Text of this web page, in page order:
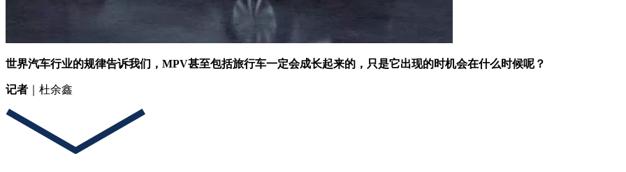
世界汽车行业的规律告诉我们，MPV甚至包括旅行车一定会成长起来的，只是它出现的时机会在什么时候呢？
记者 ｜杜余鑫